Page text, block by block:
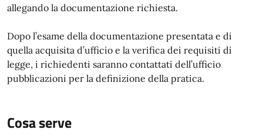
allegando la documentazione richiesta.
Dopo l’esame della documentazione presentata e di
quella acquisita d’ufficio e la verifica dei requisiti di
legge, i richiedenti saranno contattati dell’ufficio
pubblicazioni per la definizione della pratica.
Cosa serve